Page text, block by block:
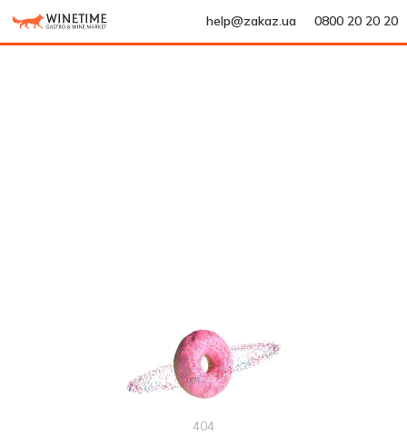
help@zakaz.ua 0800 20 20 20
404